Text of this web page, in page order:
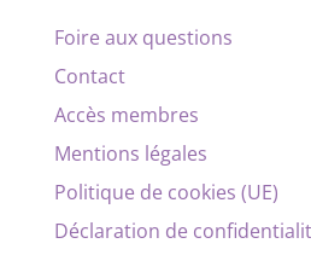
Foire aux questions
Contact
Accès membres
Mentions légales
Politique de cookies (UE)
Déclaration de